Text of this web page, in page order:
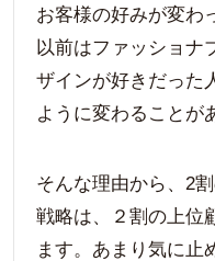
お客様の好みが変わ
以前はファッショナ
ザインが好きだった
ように変わることが
そんな理由から、2
戦略は、２割の上位
ます。あまり気に止